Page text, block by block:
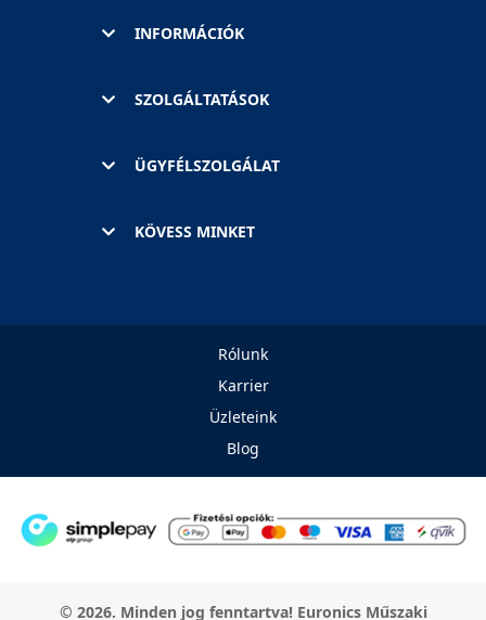
INFORMÁCIÓK
SZOLGÁLTATÁSOK
ÜGYFÉLSZOLGÁLAT
KÖVESS MINKET
Rólunk
Karrier
Üzleteink
Blog
© 2026. Minden jog fenntartva! Euronics Műszaki